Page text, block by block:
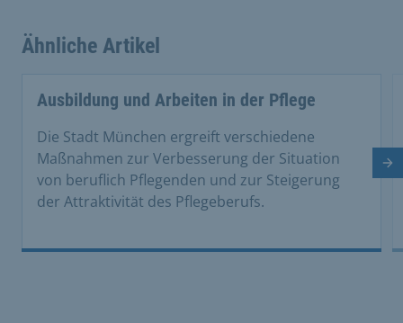
Ähnliche Artikel
Ausbildung und Arbeiten in der Pflege
Die Stadt München ergreift verschiedene
Maßnahmen zur Verbesserung der Situation
von beruflich Pflegenden und zur Steigerung
der Attraktivität des Pflegeberufs.